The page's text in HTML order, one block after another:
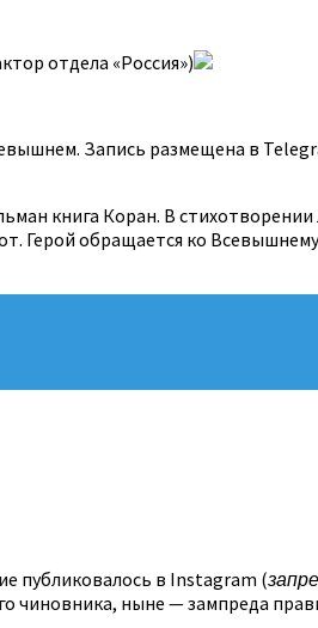
отдела «Россия»)
Запись размещена в
книга Коран. В
Герой обращается ко
публиковалось в Instagram (
чиновника, ныне — зампреда